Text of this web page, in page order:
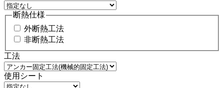
断熱仕様
外断熱工法
非断熱工法
工法
使用シート